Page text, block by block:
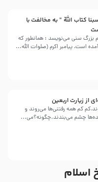
كتاب اللّه ” به مخالفت با
خفاجی مصری عالم بزرگ سنی می‌نویسد : همانطور که
است، پیامبر اکرم (صلوات اللّه...
از زیارت اربعین
کم همه رفتنی‌ها می‌روند و
چشم می‌بندند.چگونه؟می‌...
اسلام